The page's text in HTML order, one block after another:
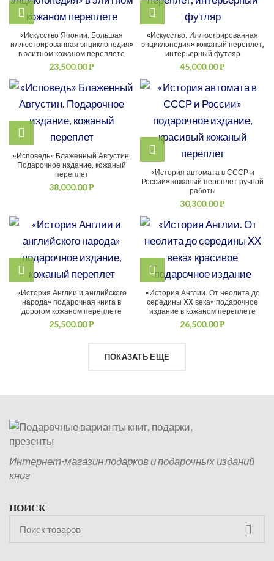
«Искусство Японии. Большая
иллюстрированная энциклопедия»
в элитном кожаном переплете
23,500.00Р
«Искусство. Иллюстрированная
энциклопедия» кожаный переплет,
интерьерный футляр
45,000.00Р
«Исповедь» Блаженный Августин.
Подарочное издание, кожаный
переплет
38,000.00Р
«История автомата в СССР и
России» кожаный переплет ручной
работы
30,300.00Р
«История Англии и английского
народа» подарочная книга в
дорогом кожаном переплете
25,500.00Р
«История Англии. От неолита до
середины XX века» подарочное
издание в кожаном переплете
26,500.00Р
ПОКАЗАТЬ ЕЩЕ
Интернет-магазин подарков и подарочных изданий
книг
ПОИСК